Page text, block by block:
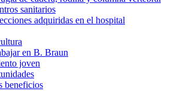
sanitarios
adquiridas en el hospital
en B. Braun
joven
beneficios